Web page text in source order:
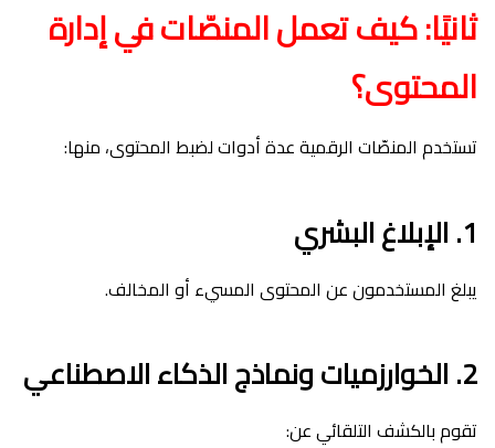
ثانيًا: كيف تعمل المنصّات في إدارة
المحتوى؟
تستخدم المنصّات الرقمية عدة أدوات لضبط المحتوى، منها:
1. الإبلاغ البشري
يبلغ المستخدمون عن المحتوى المسيء أو المخالف.
2. الخوارزميات ونماذج الذكاء الاصطناعي
تقوم بالكشف التلقائي عن: